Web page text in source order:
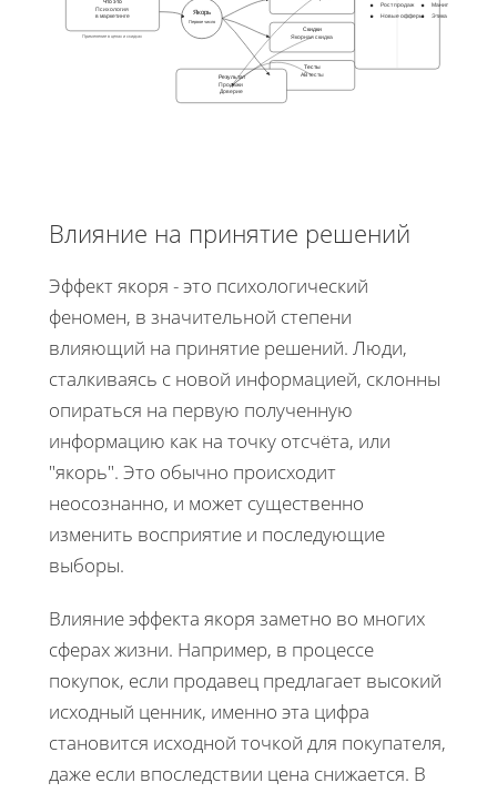
Психология
в маркетинге
Якорь
Первое число
Скидки
Якорная скидка
Тесты
АВ тесты
Результат
Продажи
Доверие
Рост продаж
Новые офферы
Манипуляция
Этика
Применение в ценах и скидках
Влияние на принятие решений
Эффект якоря - это психологический
феномен, в значительной степени
влияющий на принятие решений. Люди,
сталкиваясь с новой информацией, склонны
опираться на первую полученную
информацию как на точку отсчёта, или
"якорь". Это обычно происходит
неосознанно, и может существенно
изменить восприятие и последующие
выборы.
Влияние эффекта якоря заметно во многих
сферах жизни. Например, в процессе
покупок, если продавец предлагает высокий
исходный ценник, именно эта цифра
становится исходной точкой для покупателя,
даже если впоследствии цена снижается. В